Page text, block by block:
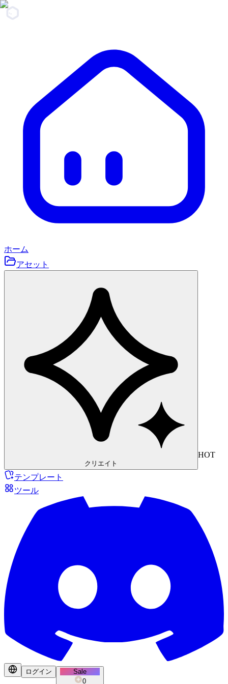
ホーム
アセット
クリエイト
HOT
テンプレート
ツール
ログイン
Sale
0